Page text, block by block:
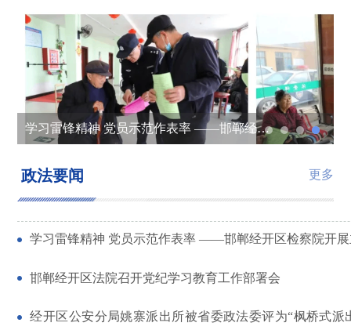
学习雷锋精神 党员示范作表率 ——邯郸经开区检察院开展主题党日活动
更多
政法要闻
学习雷锋精神 党员示范作表率 ——邯郸经开区检察院开
邯郸经开区法院召开党纪学习教育工作部署会
经开区公安分局姚寨派出所被省委政法委评为“枫桥式派